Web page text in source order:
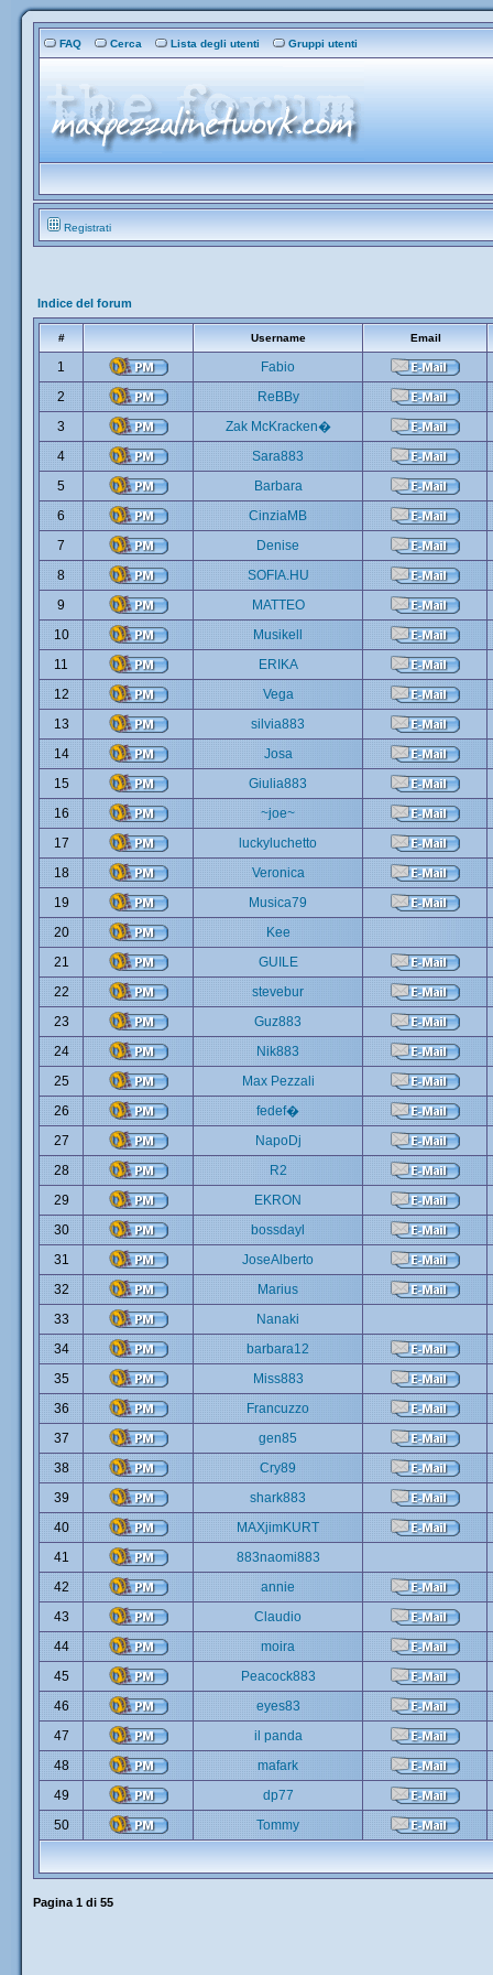
FAQ Cerca Lista degli utenti Gruppi utenti
Registrati
Indice del forum
# Username Email
1
Fabio
2
ReBBy
3
Zak McKracken�
4
Sara883
5
Barbara
6
CinziaMB
7
Denise
8
SOFIA.HU
9
MATTEO
10
Musikell
11
ERIKA
12
Vega
13
silvia883
14
Josa
15
Giulia883
16
~joe~
17
luckyluchetto
18
Veronica
19
Musica79
20
Kee
21
GUILE
22
stevebur
23
Guz883
24
Nik883
25
Max Pezzali
26
fedef�
27
NapoDj
28
R2
29
EKRON
30
bossdayl
31
JoseAlberto
32
Marius
33
Nanaki
34
barbara12
35
Miss883
36
Francuzzo
37
gen85
38
Cry89
39
shark883
40
MAXjimKURT
41
883naomi883
42
annie
43
Claudio
44
moira
45
Peacock883
46
eyes83
47
il panda
48
mafark
49
dp77
50
Tommy
Pagina 1 di 55